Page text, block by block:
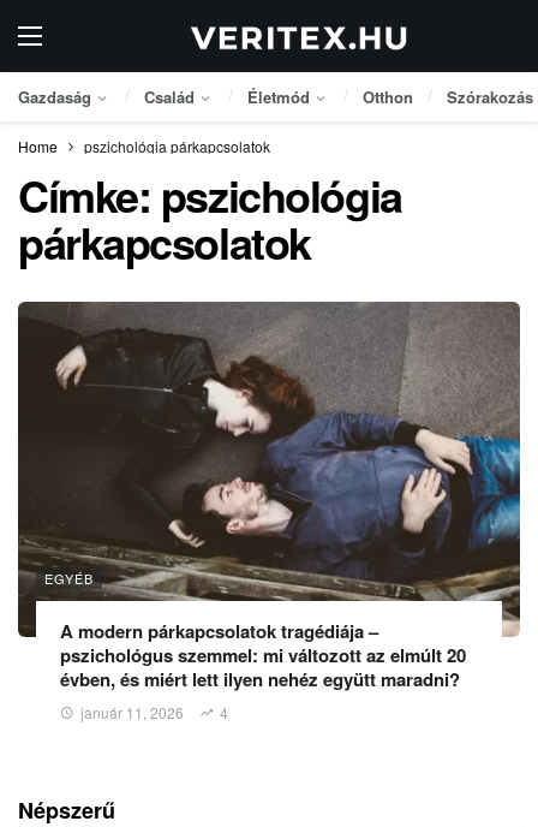
Gazdaság Család Életmód Otthon Szórakozás
Home pszichológia párkapcsolatok
Címke: pszichológia
párkapcsolatok
EGYÉB
A modern párkapcsolatok tragédiája –
pszichológus szemmel: mi változott az elmúlt 20
évben, és miért lett ilyen nehéz együtt maradni?
január 11, 2026 4
Népszerű